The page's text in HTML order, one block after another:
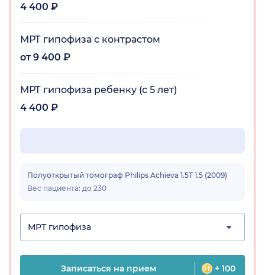
4 400 ₽
МРТ гипофиза с контрастом
от 9 400 ₽
МРТ гипофиза ребенку (с 5 лет)
4 400 ₽
Полуоткрытый томограф Philips Achieva 1.5T 1.5 (2009)
Вес пациента: до 230
МРТ гипофиза
Записаться на прием + 100